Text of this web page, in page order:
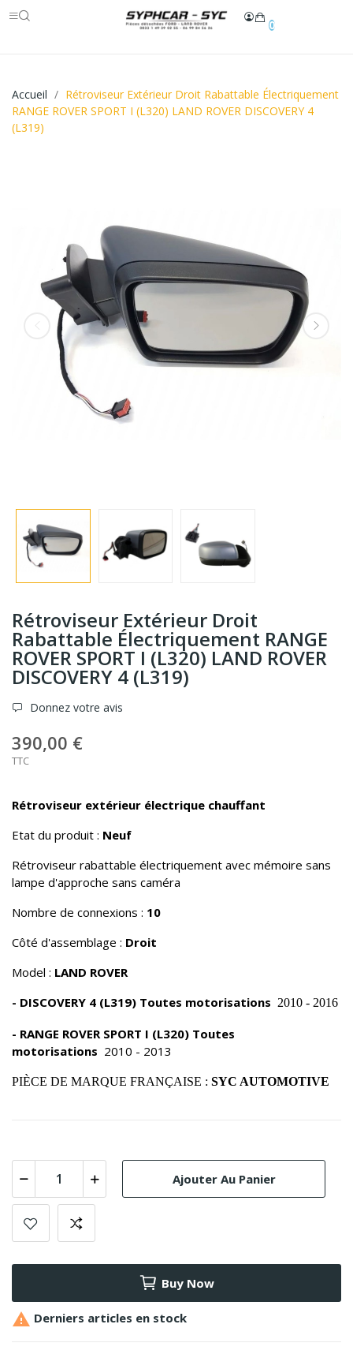
0
Accueil
Rétroviseur Extérieur Droit Rabattable Électriquement
RANGE ROVER SPORT I (L320) LAND ROVER DISCOVERY 4
(L319)
Rétroviseur Extérieur Droit
Rabattable Électriquement RANGE
ROVER SPORT I (L320) LAND ROVER
DISCOVERY 4 (L319)
Donnez votre avis
390,00 €
TTC
Rétroviseur extérieur électrique chauffant
Etat du produit : Neuf
Rétroviseur rabattable électriquement avec mémoire sans
lampe d'approche sans caméra
Nombre de connexions : 10
Côté d'assemblage : Droit
Model : LAND ROVER
- DISCOVERY 4 (L319) Toutes motorisations 2010 - 2016
- RANGE ROVER SPORT I (L320) Toutes
motorisations 2010 - 2013
PIÈCE DE MARQUE FRANÇAISE : SYC AUTOMOTIVE
Ajouter Au Panier
Buy Now
 Derniers articles en stock